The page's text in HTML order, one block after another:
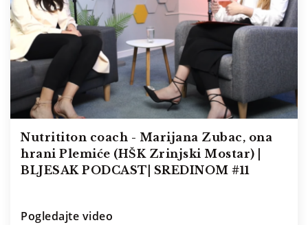
Nutrititon coach - Marijana Zubac, ona
hrani Plemiće (HŠK Zrinjski Mostar) |
BLJESAK PODCAST| SREDINOM #11
Pogledajte video